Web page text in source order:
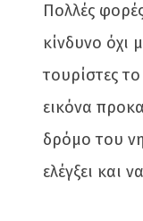
Πολλές
κίνδυνο όχι
τουρίστες
εικόνα
δρόμο του
ελέγξει και